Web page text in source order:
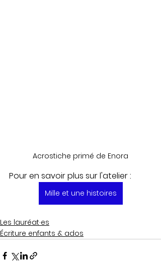
Acrostiche primé de Enora
Pour en savoir plus sur l'atelier :
Mille et une histoires
Les lauréat·es
Écriture enfants & ados